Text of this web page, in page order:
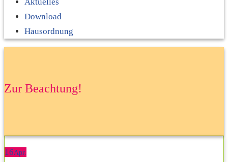
Download
Hausordnung
Zur Beachtung!
16Apr.